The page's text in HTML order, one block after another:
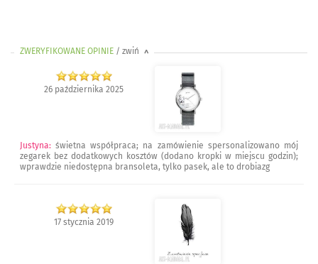
ZWERYFIKOWANE OPINIE / zwiń >
26 października 2025
Justyna: świetna współpraca; na zamówienie spersonalizowano mój
zegarek bez dodatkowych kosztów (dodano kropki w miejscu godzin);
wprawdzie niedostępna bransoleta, tylko pasek, ale to drobiazg
17 stycznia 2019